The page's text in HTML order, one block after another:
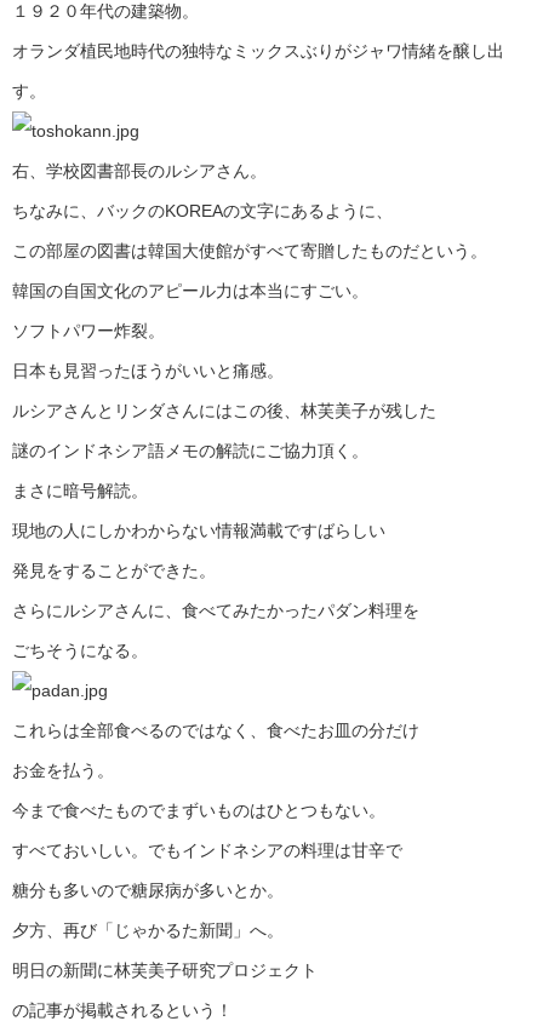
１９２０年代の建築物。
オランダ植民地時代の独特なミックスぶりがジャワ情緒を醸し出
す。
右、学校図書部長のルシアさん。
ちなみに、バックのKOREAの文字にあるように、
この部屋の図書は韓国大使館がすべて寄贈したものだという。
韓国の自国文化のアピール力は本当にすごい。
ソフトパワー炸裂。
日本も見習ったほうがいいと痛感。
ルシアさんとリンダさんにはこの後、林芙美子が残した
謎のインドネシア語メモの解読にご協力頂く。
まさに暗号解読。
現地の人にしかわからない情報満載ですばらしい
発見をすることができた。
さらにルシアさんに、食べてみたかったパダン料理を
ごちそうになる。
これらは全部食べるのではなく、食べたお皿の分だけ
お金を払う。
今まで食べたものでまずいものはひとつもない。
すべておいしい。でもインドネシアの料理は甘辛で
糖分も多いので糖尿病が多いとか。
夕方、再び「じゃかるた新聞」へ。
明日の新聞に林芙美子研究プロジェクト
の記事が掲載されるという！